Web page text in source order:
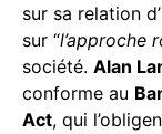
sur sa relation
sur “l’approche
société. Alan
conforme au
Act, qui